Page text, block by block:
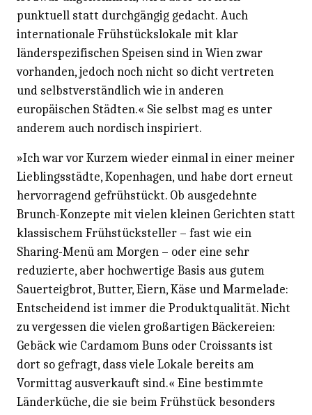
punktuell statt durchgängig gedacht. Auch
internationale Frühstückslokale mit klar
länderspezifischen Speisen sind in Wien zwar
vorhanden, jedoch noch nicht so dicht vertreten
und selbstverständlich wie in anderen
europäischen Städten.« Sie selbst mag es unter
anderem auch nordisch inspiriert.
»Ich war vor Kurzem wieder einmal in einer meiner
Lieblingsstädte, Kopenhagen, und habe dort erneut
hervorragend gefrühstückt. Ob ausgedehnte
Brunch-Konzepte mit vielen kleinen Gerichten statt
klassischem Frühstücksteller – fast wie ein
Sharing-Menü am Morgen – oder eine sehr
reduzierte, aber hochwertige Basis aus gutem
Sauerteigbrot, Butter, Eiern, Käse und Marmelade:
Entscheidend ist immer die Produktqualität. Nicht
zu vergessen die vielen großartigen Bäckereien:
Gebäck wie Cardamom Buns oder Croissants ist
dort so gefragt, dass viele Lokale bereits am
Vormittag ausverkauft sind.« Eine bestimmte
Länderküche, die sie beim Frühstück besonders